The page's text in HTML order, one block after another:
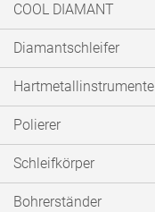
COOL DIAMANT
Diamantschleifer
Hartmetallinstrumente
Polierer
Schleifkörper
Bohrerständer